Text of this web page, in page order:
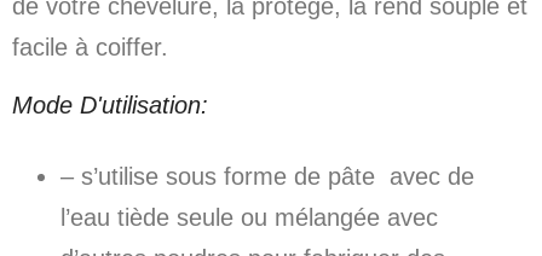
de votre chevelure, la protège, la rend souple et
facile à coiffer.
Mode D'utilisation:
– s’utilise sous forme de pâte avec de
l’eau tiède seule ou mélangée avec